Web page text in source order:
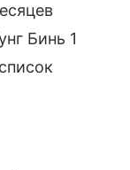
Бинь 1